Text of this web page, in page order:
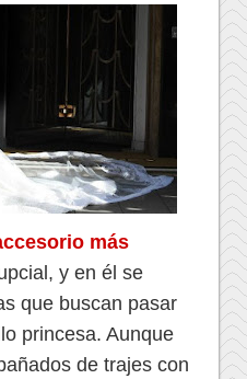
más
y en él se
que buscan pasar
princesa. Aunque
de trajes con